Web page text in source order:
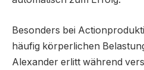
Besonders bei
häufig körperlichen
Alexander erlitt während